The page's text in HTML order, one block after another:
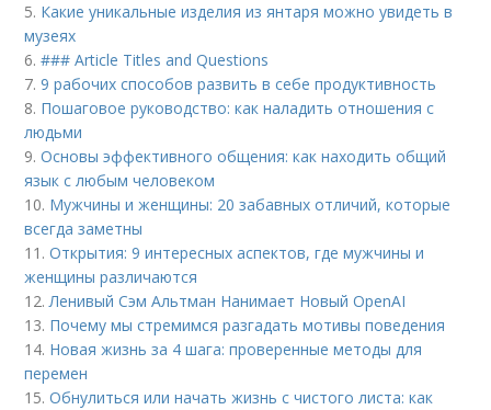
5. Какие уникальные изделия из янтаря можно увидеть в
музеях
6.### Article Titles and Questions
7.9 рабочих способов развить в себе продуктивность
8. Пошаговое руководство: как наладить отношения с
людьми
9.Основы эффективного общения: как находить общий
язык с любым человеком
10. Мужчины и женщины: 20 забавных отличий, которые
всегда заметны
11.Открытия: 9 интересных аспектов, где мужчины и
женщины различаются
12.Ленивый Сэм Альтман Нанимает Новый OpenAI
13. Почему мы стремимся разгадать мотивы поведения
14. Новая жизнь за 4 шага: проверенные методы для
перемен
15.Обнулиться или начать жизнь с чистого листа: как